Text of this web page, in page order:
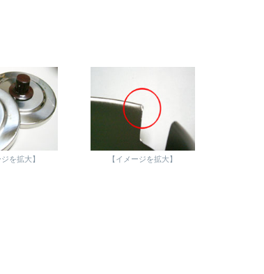
ジを拡大】 【イメージを拡大】